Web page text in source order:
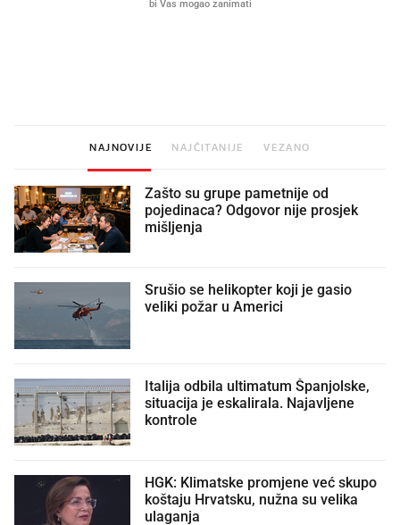
NAJNOVIJE NAJČITANIJE VEZANO
Zašto su grupe pametnije od
pojedinaca? Odgovor nije prosjek
mišljenja
Srušio se helikopter koji je gasio
veliki požar u Americi
Italija odbila ultimatum Španjolske,
situacija je eskalirala. Najavljene
kontrole
HGK: Klimatske promjene već skupo
koštaju Hrvatsku, nužna su velika
ulaganja